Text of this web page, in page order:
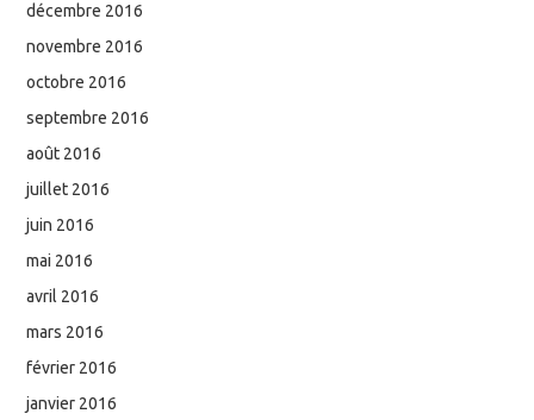
décembre 2016
novembre 2016
octobre 2016
septembre 2016
août 2016
juillet 2016
juin 2016
mai 2016
avril 2016
mars 2016
février 2016
janvier 2016